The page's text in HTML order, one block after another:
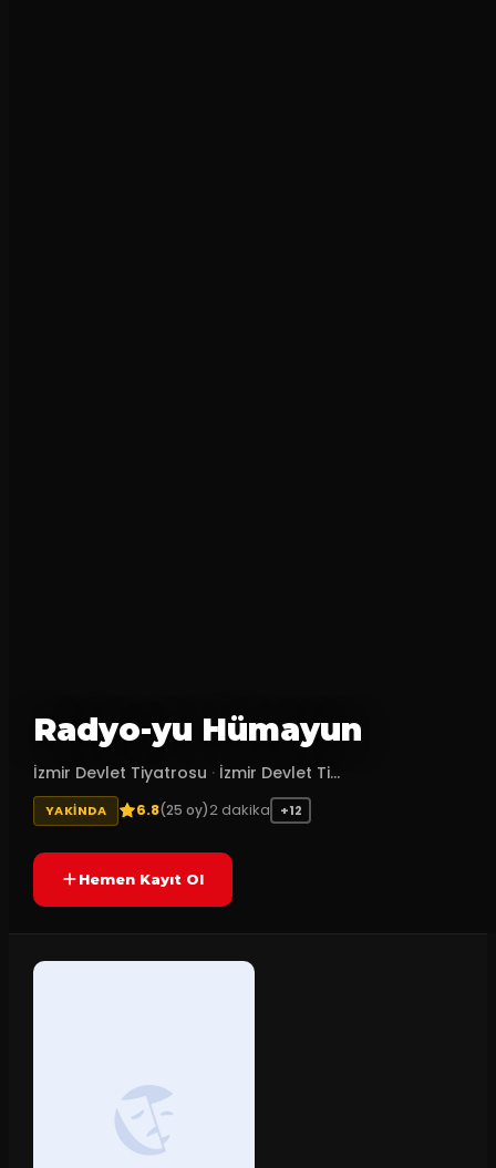
Radyo-yu Hümayun
İzmir Devlet Tiyatrosu · İzmir Devlet Ti...
YAKINDA 6.8(25 oy)2 dakika +12
Hemen Kayıt Ol